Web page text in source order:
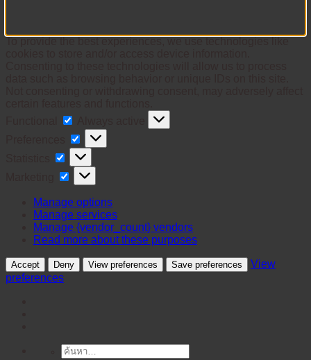
Preferences
Statistics
Marketing
Manage options
Manage services
Manage {vendor_count} vendors
Read more about these purposes
Accept Deny View preferences Save preferences
View
preferences
ค้นหา: